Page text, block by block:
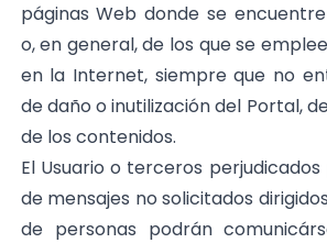
páginas Web donde se
o, en general, de los que se
en la Internet, siempre que no
de daño o inutilización del Portal,
de los contenidos.
El Usuario o terceros
de mensajes no solicitados
de personas podrán